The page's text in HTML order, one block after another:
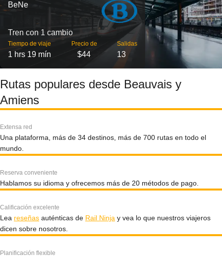
BeNe
Tren con 1 cambio
Tiempo de viaje
1 hrs 19 mín
Precio de
$44
Salidas
13
Rutas populares desde Beauvais y
Amiens
Extensa red
Una plataforma, más de 34 destinos, más de 700 rutas en todo el
mundo.
Reserva conveniente
Hablamos su idioma y ofrecemos más de 20 métodos de pago.
Calificación excelente
Lea reseñas auténticas de Rail Ninja y vea lo que nuestros viajeros
dicen sobre nosotros.
Planificación flexible